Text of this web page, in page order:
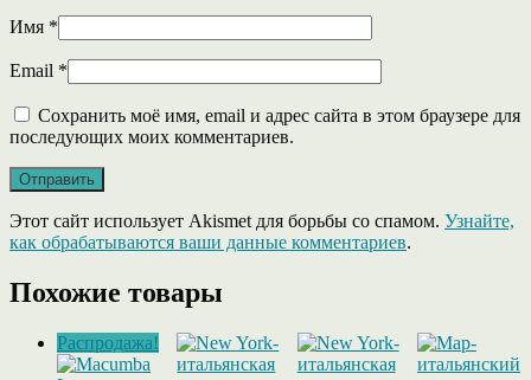
Имя *
Email *
Сохранить моё имя, email и адрес сайта в этом браузере для
последующих моих комментариев.
Этот сайт использует Akismet для борьбы со спамом. Узнайте,
как обрабатываются ваши данные комментариев.
Похожие товары
Распродажа!